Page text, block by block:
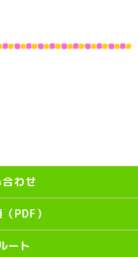
わせ
PDF）
ート